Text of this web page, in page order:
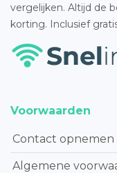
vergelijken. Altijd de
korting. Inclusief
Voorwaarden
Contact opnemen
Algemene